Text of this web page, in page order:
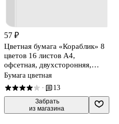
57 ₽
Цветная бумага «Кораблик» 8
цветов 16 листов А4,
офсетная, двухсторонняя,
скрепка, Brauberg
Бумага цветная
· 13
Забрать
из магазина